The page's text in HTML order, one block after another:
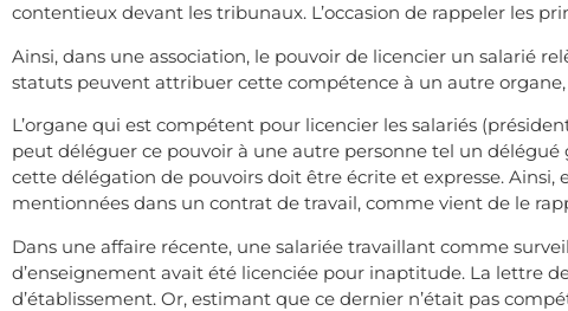
contentieux devant les tribunaux. L’occasion de rappeler les
Ainsi, dans une association, le pouvoir de licencier un salarié
statuts peuvent attribuer cette compétence à un autre
L’organe qui est compétent pour licencier les salariés
peut déléguer ce pouvoir à une autre personne tel un
cette délégation de pouvoirs doit être écrite et expresse.
mentionnées dans un contrat de travail, comme vient de le
Dans une affaire récente, une salariée travaillant comme
d’enseignement avait été licenciée pour inaptitude. La lettre
d’établissement. Or, estimant que ce dernier n’était pas